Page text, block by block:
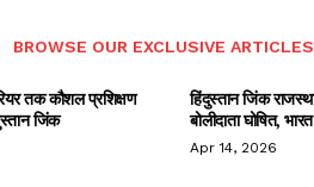
BROWSE OUR EXCLUSIVE
तक कौशल प्रशिक्षण
जिंक
हिंदुस्तान जिंक
बोलीदाता घोषित,
Apr 14, 2026